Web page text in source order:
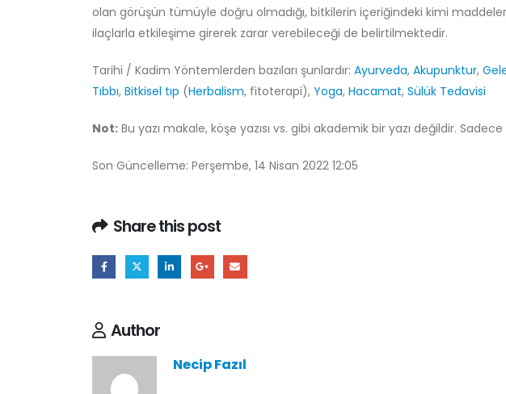
olan görüşün tümüyle doğru olmadığı, bitkilerin içeriğindeki kimi
ilaçlarla etkileşime girerek zarar verebileceği de belirtilmektedir.
Tarihi / Kadim Yöntemlerden bazıları şunlardır: Ayurveda, Akupunktur,
Tıbbı, Bitkisel tıp (Herbalism, fitoterapi), Yoga, Hacamat, Sülük Tedavisi
Not: Bu yazı makale, köşe yazısı vs. gibi akademik bir yazı değildir.
Son Güncelleme: Perşembe, 14 Nisan 2022 12:05
Share this post
Author
Necip Fazıl